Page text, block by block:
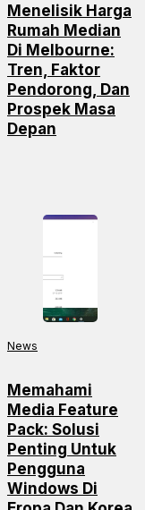
Menelisik Harga
Rumah Median
Di Melbourne:
Tren, Faktor
Pendorong, Dan
Prospek Masa
Depan
News
Memahami
Media Feature
Pack: Solusi
Penting Untuk
Pengguna
Windows Di